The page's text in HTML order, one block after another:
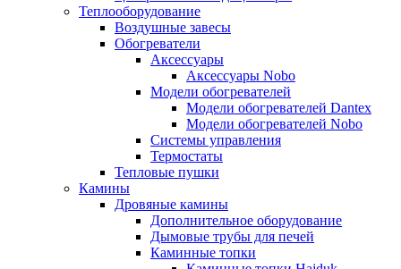
Теплооборудование
Воздушные завесы
Обогреватели
Аксессуары
Аксессуары Nobo
Модели обогревателей
Модели обогревателей Dantex
Модели обогревателей Nobo
Системы управления
Термостаты
Тепловые пушки
Камины
Дровяные камины
Дополнительное оборудование
Дымовые трубы для печей
Каминные топки